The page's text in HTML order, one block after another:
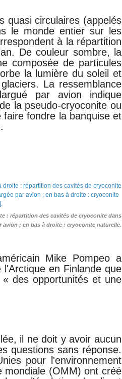
quasi circulaires (appelés
le monde entier sur les
à la répartition
De couleur sombre, la
composée de particules
la lumière du soleil et
La ressemblance
par avion indique
la pseudo-cryoconite ou
fondre la banquise et
: répartition des cavités de cryoconite dans
; en bas à droite : cryoconite naturelle.
Mike Pompeo a
en Finlande que
des opportunités et une
il ne doit y avoir aucun
questions sans réponse.
pour l'environnement
mondiale (OMM) ont créé